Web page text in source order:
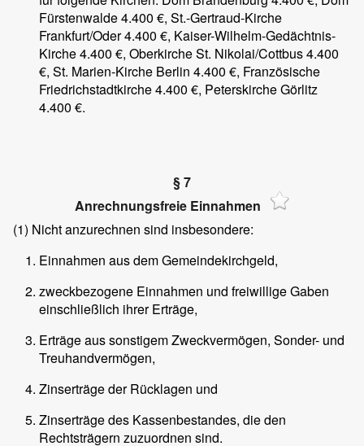
Fürstenwalde 4.400 €, St.-Gertraud-Kirche
Frankfurt/Oder 4.400 €, Kaiser-Wilhelm-Gedächtnis-
Kirche 4.400 €, Oberkirche St. Nikolai/Cottbus 4.400
€, St. Marien-Kirche Berlin 4.400 €, Französische
Friedrichstadtkirche 4.400 €, Peterskirche Görlitz
4.400 €.
§ 7
Anrechnungsfreie Einnahmen
(1) Nicht anzurechnen sind insbesondere:
Einnahmen aus dem Gemeindekirchgeld,
zweckbezogene Einnahmen und freiwillige Gaben
einschließlich ihrer Erträge,
Erträge aus sonstigem Zweckvermögen, Sonder- und
Treuhandvermögen,
Zinserträge der Rücklagen und
Zinserträge des Kassenbestandes, die den
Rechtsträgern zuzuordnen sind.